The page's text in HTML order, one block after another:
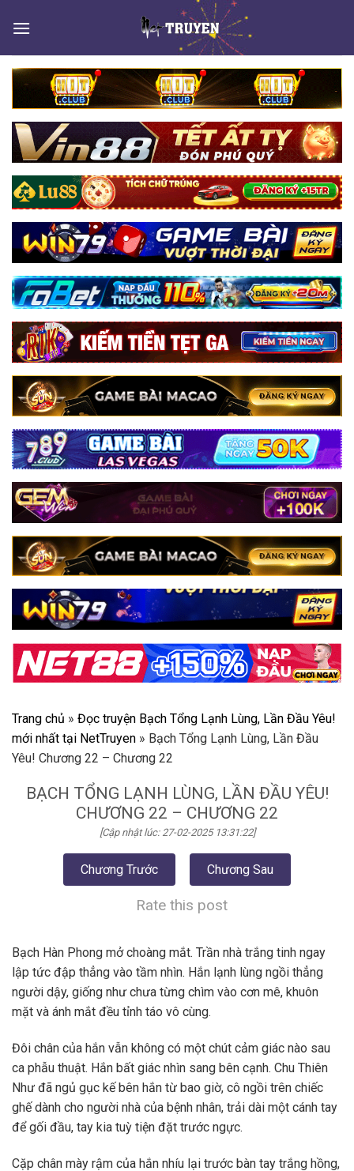
Trang chủ » Đọc truyện Bạch Tổng Lạnh Lùng, Lần Đầu Yêu!
mới nhất tại NetTruyen » Bạch Tổng Lạnh Lùng, Lần Đầu
Yêu! Chương 22 – Chương 22
BẠCH TỔNG LẠNH LÙNG, LẦN ĐẦU YÊU!
CHƯƠNG 22 – CHƯƠNG 22
[Cập nhật lúc: 27-02-2025 13:31:22]
Chương Trước Chương Sau
Rate this post
Bạch Hàn Phong mở choàng mắt. Trần nhà trắng tinh ngay
lập tức đập thẳng vào tầm nhìn. Hắn lạnh lùng ngồi thẳng
người dậy, giống như chưa từng chìm vào cơn mê, khuôn
mặt và ánh mắt đều tỉnh táo vô cùng.
Đôi chân của hắn vẫn không có một chút cảm giác nào sau
ca phẫu thuật. Hắn bất giác nhìn sang bên cạnh. Chu Thiên
Như đã ngủ gục kế bên hắn từ bao giờ, cô ngồi trên chiếc
ghế dành cho người nhà của bệnh nhân, trải dài một cánh tay
để gối đầu, tay kia tuỳ tiện đặt trước ngực.
Cặp chân mày rậm của hắn nhíu lại trước bàn tay trắng hồng,